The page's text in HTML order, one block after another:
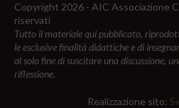
Copyright 2026 - AIC Associazione
riservati
Tutto il materiale qui pubblicato,
le esclusive finalità didattiche e di
al solo fine di suscitare una discussione,
riflessione.
Realizzazione sito: